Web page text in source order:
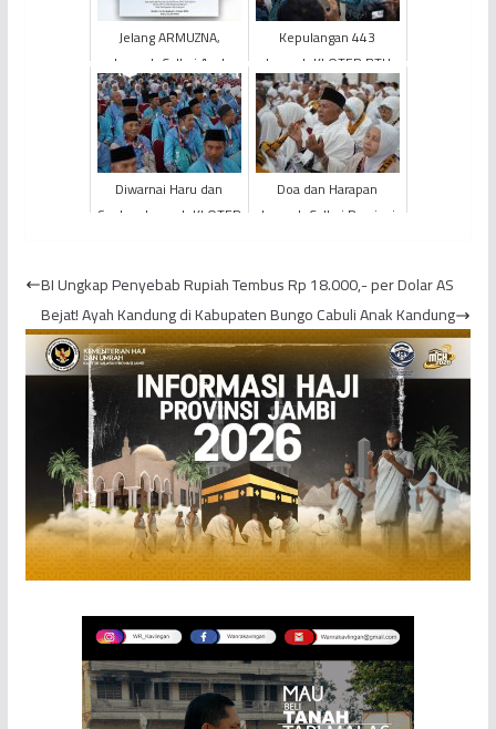
Jelang ARMUZNA,
Jemaah Calhaj Asal
Kabupaten Sarolangun
Jadi Jemaah Pertama
Provinsi ...
Kepulangan 443
Jemaah KLOTER BTH
20 di Provinsi Jambi
Disambut Langsung
oleh MENHAJ R...
Diwarnai Haru dan
Syukur, Jemaah KLOTER
Doa dan Harapan
Jemaah Calhaj Provinsi
Baitullah
BI Ungkap Penyebab Rupiah Tembus Rp 18.000,- per Dolar AS
Bejat! Ayah Kandung di Kabupaten Bungo Cabuli Anak Kandung